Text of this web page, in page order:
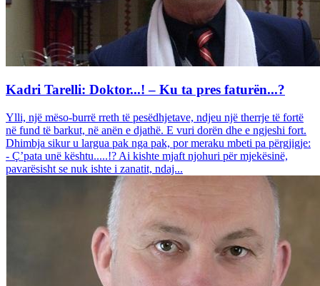
Kadri Tarelli: Doktor...! – Ku ta pres faturën...?
Ylli, një mëso-burrë rreth të pesëdhjetave, ndjeu një therrje të fortë
në fund të barkut, në anën e djathë. E vuri dorën dhe e ngjeshi fort.
Dhimbja sikur u largua pak nga pak, por meraku mbeti pa përgjigje:
- Ç’pata unë kështu.....!? Ai kishte mjaft njohuri për mjekësinë,
pavarësisht se nuk ishte i zanatit, ndaj...